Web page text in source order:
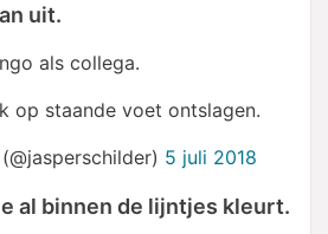
uit.
als collega.
op staande voet ontslagen.
5 juli 2018
al binnen de lijntjes kleurt.